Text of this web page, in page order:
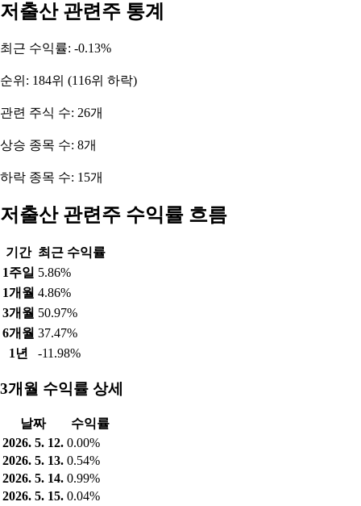
저출산 관련주 통계
최근 수익률: -0.13%
순위: 184위 (116위 하락)
관련 주식 수: 26개
상승 종목 수: 8개
하락 종목 수: 15개
저출산 관련주 수익률 흐름
기간 최근 수익률
1주일 5.86%
1개월 4.86%
3개월 50.97%
6개월 37.47%
1년
-11.98%
3개월 수익률 상세
날짜
수익률
2026. 5. 12. 0.00%
2026. 5. 13. 0.54%
2026. 5. 14. 0.99%
2026. 5. 15. 0.04%